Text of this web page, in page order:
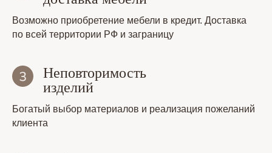
Возможно приобретение мебели в кредит. Доставка
по всей территории РФ и заграницу
Неповторимость
изделий
Богатый выбор материалов и реализация пожеланий
клиента